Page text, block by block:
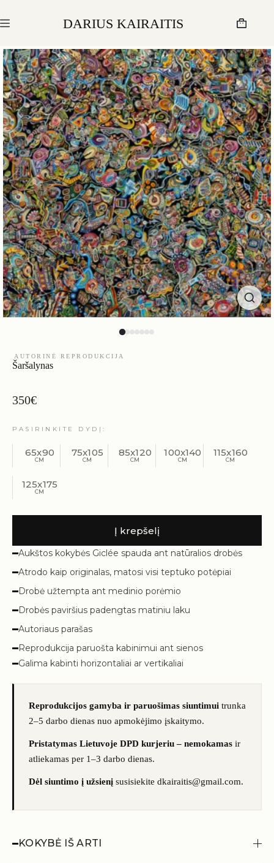
content
DARIUS KAIRAITIS Krepšelis
AUTORINĖ REPRODUKCIJA
Šaršalynas
350€
PASIRINKITE DYDĮ
65x90 75x105 85x120 100x140 115x160
125x175
Į krepšelį
Aukštos kokybės Giclée spauda ant natūralios drobės
Atrodo kaip originalas, matosi visi teptuko potėpiai
Drobė užtempta ant medinio porėmio
Drobės paviršius padengtas matiniu laku
Autoriaus parašas
Reprodukcija paruošta kabinimui ant sienos
Galima kabinti horizontaliai ar vertikaliai
Reprodukcijos gamyba ir paruošimas siuntimui trunka
2–5 darbo dienas nuo apmokėjimo įskaitymo.
Pristatymas Lietuvoje DPD kurjeriu – nemokamas ir
atliekamas per 1–3 darbo dienas.
Dėl siuntimo į užsienį susisiekite dkairaitis@gmail.com.
KOKYBĖ IŠ ARTI